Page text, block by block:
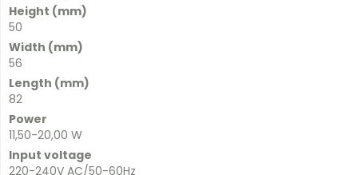
Height (mm)
50
Width (mm)
56
Length (mm)
82
Power
11,50-20,00 W
Input voltage
220-240V AC/50-60Hz